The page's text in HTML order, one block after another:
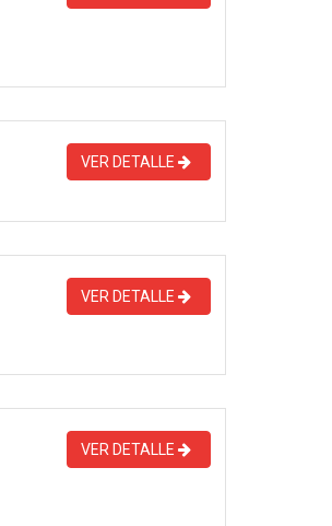
VER DETALLE
VER DETALLE
VER DETALLE